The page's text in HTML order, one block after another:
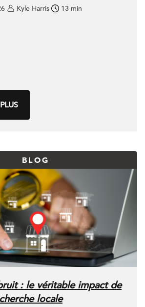
Kyle Harris 13 min
BLOG
: le véritable impact de
locale